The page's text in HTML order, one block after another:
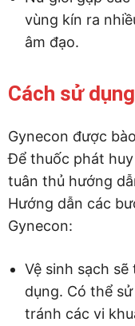
vùng kín ra
âm đạo.
Cách sử
Gynecon được
Để thuốc phát
tuân thủ hướng
Hướng dẫn các
Gynecon:
Vệ sinh sạch
dụng. Có thể
tránh các vi